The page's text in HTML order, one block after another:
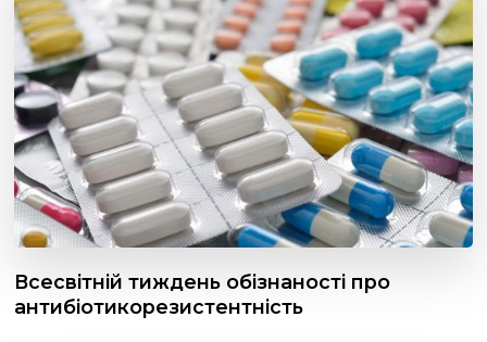
Всесвітній тиждень обізнаності про
антибіотикорезистентність